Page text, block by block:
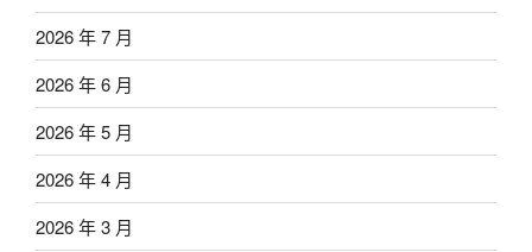
2026 年 7 月
2026 年 6 月
2026 年 5 月
2026 年 4 月
2026 年 3 月